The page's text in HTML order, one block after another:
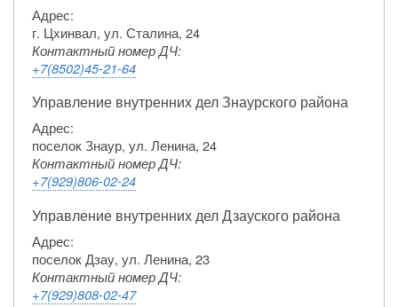
Адрес:
г. Цхинвал, ул. Сталина, 24
Контактный номер ДЧ:
+7(8502)45-21-64
Управление внутренних дел Знаурского района
Адрес:
поселок Знаур, ул. Ленина, 24
Контактный номер ДЧ:
+7(929)806-02-24
Управление внутренних дел Дзауского района
Адрес:
поселок Дзау, ул. Ленина, 23
Контактный номер ДЧ:
+7(929)808-02-47